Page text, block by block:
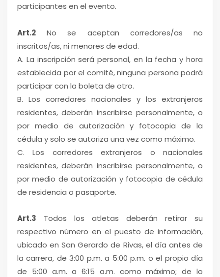
participantes en el evento.
Art.2 No se aceptan corredores/as no
inscritos/as, ni menores de edad.
A. La inscripción será personal, en la fecha y hora
establecida por el comité, ninguna persona podrá
participar con la boleta de otro.
B. Los corredores nacionales y los extranjeros
residentes, deberán inscribirse personalmente, o
por medio de autorización y fotocopia de la
cédula y solo se autoriza una vez como máximo.
C. Los corredores extranjeros o nacionales
residentes, deberán inscribirse personalmente, o
por medio de autorización y fotocopia de cédula
de residencia o pasaporte.
Art.3 Todos los atletas deberán retirar su
respectivo número en el puesto de información,
ubicado en San Gerardo de Rivas, el día antes de
la carrera, de 3:00 p.m. a 5:00 p.m. o el propio día
de 5:00 a.m. a 6:15 a.m. como máximo; de lo